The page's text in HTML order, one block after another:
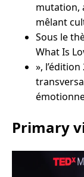
mutation,
mêlant
Sous le
What Is
»,
Primary